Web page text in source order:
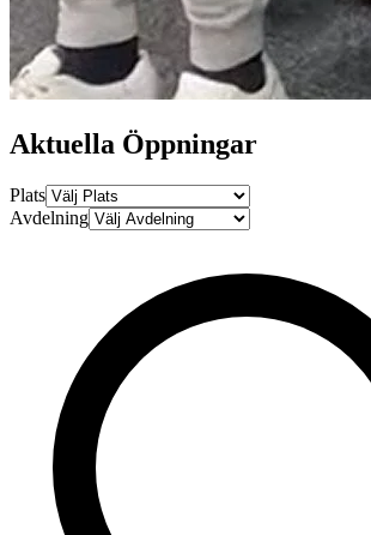
Aktuella Öppningar
Plats
Avdelning